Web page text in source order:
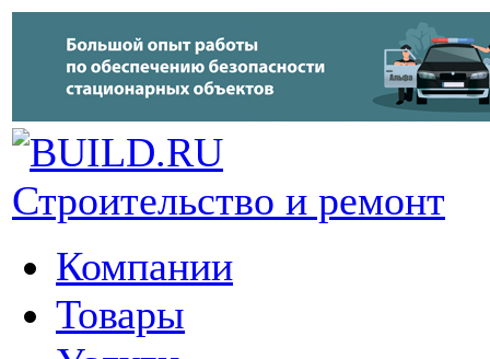
Строительство и ремонт
Компании
Товары